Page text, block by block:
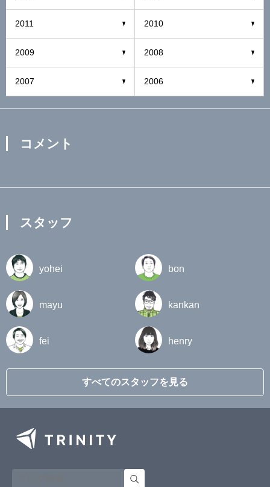
2011 2010
2009 2008
2007 2006
コメント
スタッフ
yohei bon
mayu kankan
fei henry
すべてのスタッフを見る